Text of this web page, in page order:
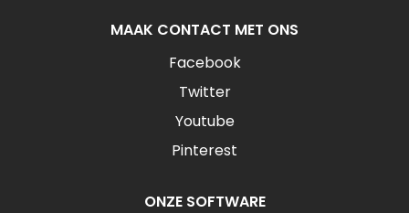
MAAK CONTACT MET ONS
Facebook
Twitter
Youtube
Pinterest
ONZE SOFTWARE